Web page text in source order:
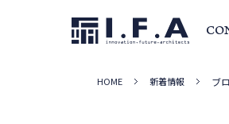
サービス・
HOME 新着情報 ブ